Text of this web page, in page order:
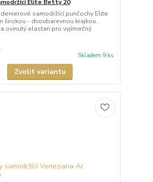
Elite Betty 20
samodržící punčochy Elite
širokou - dvoubarevnou krajkou.
ovinutý elastan pro vyjímečný
Skladem 9 ks
Zvolit variantu